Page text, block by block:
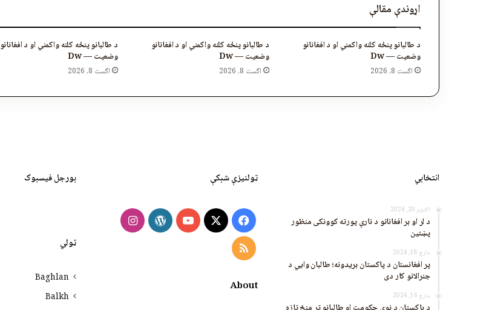
اړوندې مقالې
د طالبانو پنځه کلنه واکمني او د افغانانو
وضعیت — Dw
اگست 8, 2026
د طالبانو پنځه کلنه واکمني او د افغانانو
وضعیت — Dw
اگست 8, 2026
د طالبانو پنځه کلنه واکمني او د افغانانو
وضعیت — Dw
اگست 8, 2026
انتخابي
اکتوبر 20, 2024
د لر او بر افغانانو د نارې پورته کوونکی منظور
پښتین
مارچ 18, 2024
پر افغانستان د پاکستان بریدونه؛ طالبان وايي د
جنرالانو کار دی
مارچ 16, 2024
ټولنیزې شبکې
Facebook
X
YouTube
WordPress
Instagram
RSS
About
بورجل فیسبوک
ټولي
Baghlan
Balkh